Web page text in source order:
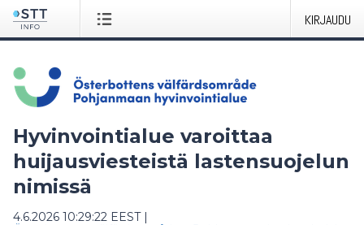
KIRJAUDU
Hyvinvointialue varoittaa
huijausviesteistä lastensuojelun
nimissä
4.6.2026 10:29:22 EEST|